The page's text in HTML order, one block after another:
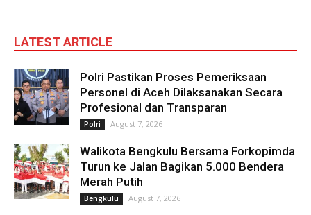
LATEST ARTICLE
Polri Pastikan Proses Pemeriksaan
Personel di Aceh Dilaksanakan Secara
Profesional dan Transparan
Polri August 7, 2026
Walikota Bengkulu Bersama Forkopimda
Turun ke Jalan Bagikan 5.000 Bendera
Merah Putih
Bengkulu August 7, 2026